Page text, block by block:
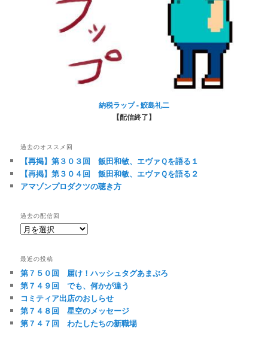
納税ラップ - 鮫島礼二
【配信終了】
過去のオススメ回
【再掲】第３０３回 飯田和敏、エヴァＱを語る１
【再掲】第３０４回 飯田和敏、エヴァＱを語る２
アマゾンプロダクツの聴き方
過去の配信回
過
配
信
回
最近の投稿
第７５０回 届け！ハッシュタグあまぷろ
第７４９回 でも、何かが違う
コミティア出店のおしらせ
第７４８回 星空のメッセージ
第７４７回 わたしたちの新職場